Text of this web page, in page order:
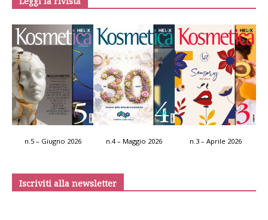
n.5 – Giugno 2026 n.4 – Maggio 2026 n.3 – Aprile 2026
Iscriviti alla newsletter